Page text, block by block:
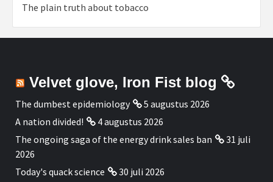
The plain truth about tobacco
Velvet glove, Iron Fist blog
The dumbest epidemiology
5 augustus 2026
A nation divided!
4 augustus 2026
The ongoing saga of the energy drink sales ban
31 juli
2026
Today's quack science
30 juli 2026